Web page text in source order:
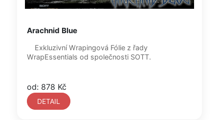
Arachnid Blue
WrapEssentials od společnosti SOTT.
od: 878 Kč
DETAIL